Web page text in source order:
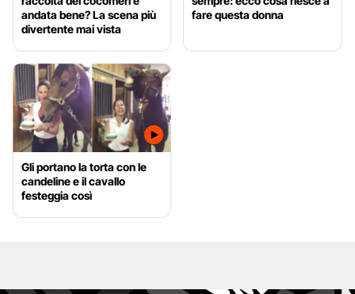
andata bene? La scena più
divertente mai vista
fare questa donna
Gli portano la torta con le
candeline e il cavallo
festeggia così